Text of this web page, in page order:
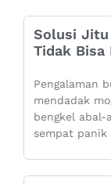
Solusi Jitu
Tidak Bisa
Pengalaman
mendadak
bengkel abal-
sempat panik